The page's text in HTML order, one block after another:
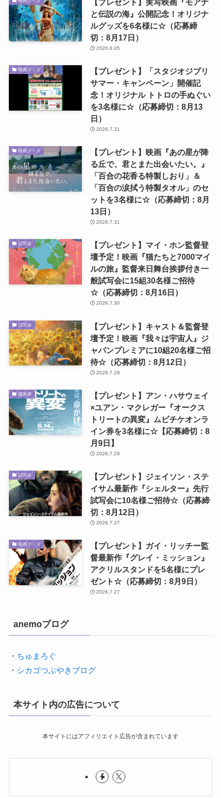
【プレゼント】実写映画『モアナ
と伝説の海』公開記念！オリジナ
ルグッズを6名様に☆（応募締
切：8月17日）
2026.8.05
映画グッズ
【プレゼント】「スタジオジブリ
サマー・キャンペーン」開催記
念！オリジナル トトロの手ぬぐい
を3名様に☆（応募締切：8月13
日）
2026.7.31
映画グッズ
【プレゼント】映画『あの星が降
る丘で、君とまた出会いたい。』
「百合の花香る特製しおり」＆
「百合の涙拭う特製タオル」のセ
ットを3名様に☆（応募締切：8月
13日）
2026.7.31
試写会
【プレゼント】マイ・ホン監督登
壇予定！映画『猫たちと7000マイ
ルの旅』監督来日舞台挨拶付き一
般試写会に15組30名様ご招待
☆（応募締切：8月16日）
2026.7.30
試写会
【プレゼント】キャスト＆監督登
壇予定！映画『我々は宇宙人』ジ
ャパンプレミアに10組20名様ご招
待☆（応募締切：8月12日）
2026.7.29
鑑賞券
【プレゼント】アン・ハサウェイ
×ユアン・マクレガー『オークス
トリートの異変』ムビチケオンラ
イン券を3名様に☆【応募締切：8
月9日】
2026.7.28
試写会
【プレゼント】ジェイソン・ステ
イサム最新作『シェルター』先行
試写会に10名様ご招待☆（応募締
切：8月12日）
2026.7.27
映画グッズ
【プレゼント】ガイ・リッチー監
督最新作『グレイ・ミッション』
アクリルスタンドを5名様にプレ
ゼント☆（応募締切：8月9日）
2026.7.27
anemoブログ
・ ちゅまろぐ
・ シカゴつぶやきブログ
本サイト内の広告について
本サイトにはアフィリエイト広告が含まれています